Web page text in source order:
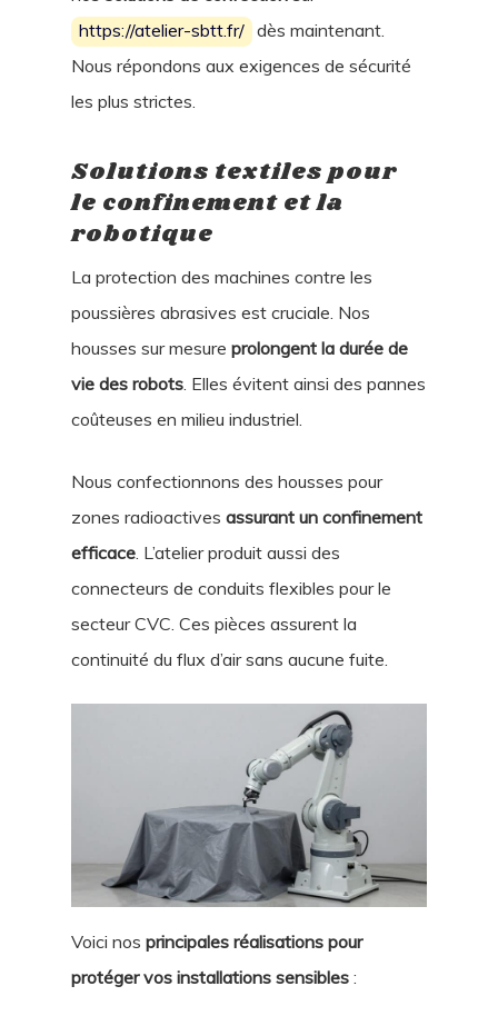
https://atelier-sbtt.fr/ dès maintenant.
Nous répondons aux exigences de sécurité
les plus strictes.
Solutions textiles pour
le confinement et la
robotique
La protection des machines contre les
poussières abrasives est cruciale. Nos
housses sur mesure prolongent la durée de
vie des robots . Elles évitent ainsi des pannes
coûteuses en milieu industriel.
Nous confectionnons des housses pour
zones radioactives assurant un confinement
efficace . L’atelier produit aussi des
connecteurs de conduits flexibles pour le
secteur CVC. Ces pièces assurent la
continuité du flux d’air sans aucune fuite.
Voici nos principales réalisations pour
protéger vos installations sensibles :